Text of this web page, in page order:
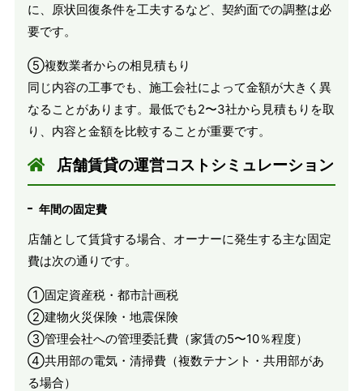
に、原状回復条件を工夫するなど、契約面での調整は必
要です。
⑤複数業者からの相見積もり
同じ内容の工事でも、施工会社によって金額が大きく異
なることがあります。最低でも2〜3社から見積もりを取
り、内容と金額を比較することが重要です。
店舗賃貸の運営コストシミュレーション
年間の固定費
店舗として賃貸する場合、オーナーに発生する主な固定
費は次の通りです。
①固定資産税・都市計画税
②建物火災保険・地震保険
③管理会社への管理委託費（家賃の5〜10％程度）
④共用部の電気・清掃費（複数テナント・共用部があ
る場合）